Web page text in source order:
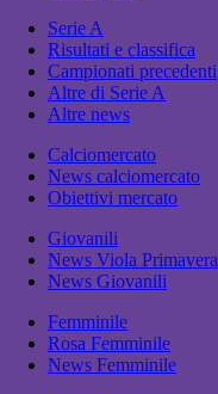
Serie A
Risultati e classifica
Campionati precedenti
Altre di Serie A
Altre news
Calciomercato
News calciomercato
Obiettivi mercato
Giovanili
News Viola Primavera
News Giovanili
Femminile
Rosa Femminile
News Femminile